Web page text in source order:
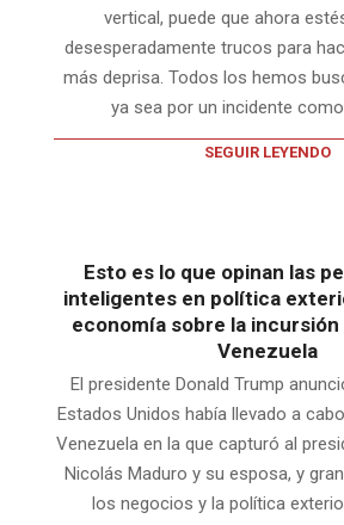
vertical, puede que ahora
desesperadamente trucos para
más deprisa. Todos los hemos
ya sea por un incidente
SEGUIR LEYENDO
Esto es lo que opinan las
inteligentes en política
economía sobre la incursión
Venezuela
El presidente Donald Trump
Estados Unidos había llevado a
Venezuela en la que capturó al
Nicolás Maduro y su esposa, y
los negocios y la política